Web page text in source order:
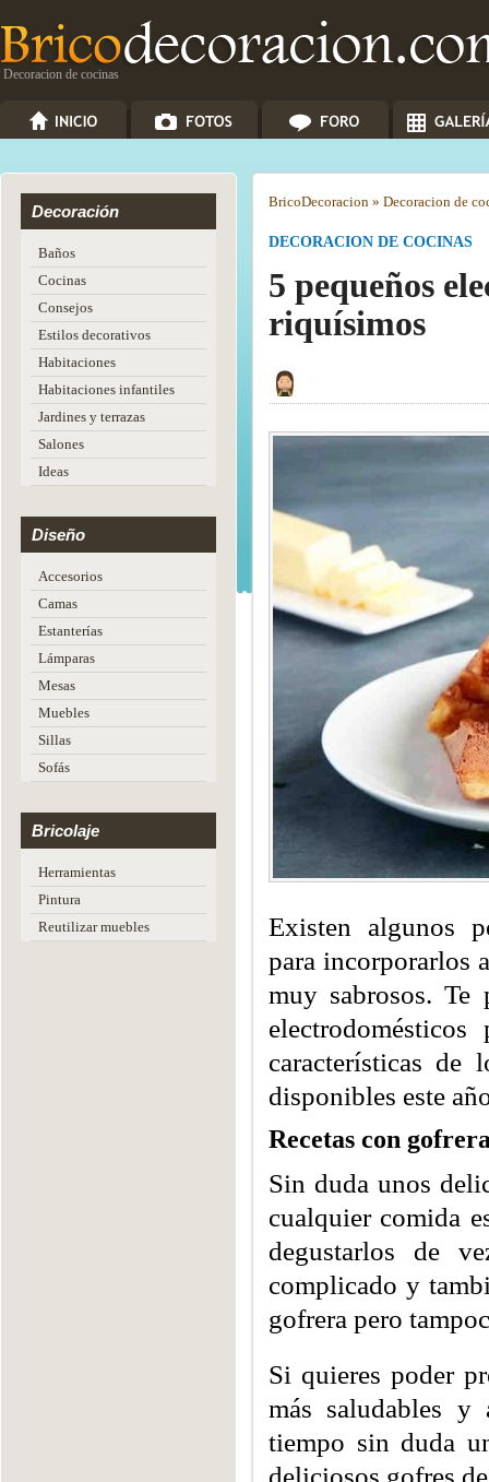
Decoracion de cocinas
Decoración
Baños
Cocinas
Consejos
Estilos decorativos
Habitaciones
Habitaciones infantiles
Jardines y terrazas
Salones
Ideas
Diseño
Accesorios
Camas
Estanterías
Lámparas
Mesas
Muebles
Sillas
Sofás
Bricolaje
Herramientas
Pintura
Reutilizar muebles
BricoDecoracion » Decoracion de
DECORACION DE COCINAS
5 pequeños
riquísimos
Existen algunos
para incorporarlos
muy sabrosos. Te
características de
disponibles este
Recetas con
Sin duda unos
cualquier comida
degustarlos de
complicado y
gofrera pero
Si quieres poder
más saludables y
tiempo sin duda
deliciosos gofres